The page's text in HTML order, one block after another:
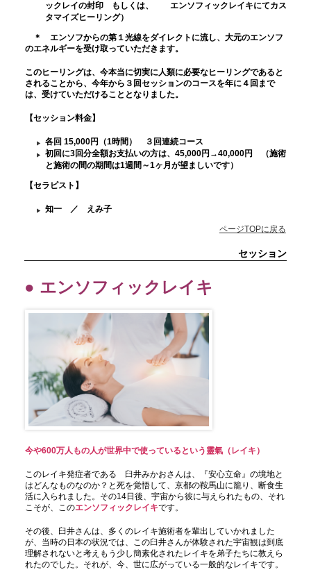
ックレイの封印 もしくは、 エンソフィックレイキにてカス
タマイズヒーリング）
＊ エンソフからの第１光線をダイレクトに流し、大元のエンソフ
のエネルギーを受け取っていただきます。
このヒーリングは、今本当に切実に人類に必要なヒーリングであると
されることから、今年から３回セッションのコースを年に４回まで
は、受けていただけることとなりました。
【セッション料金】
各回 15,000円（1時間） ３回連続コース
初回に3回分全額お支払いの方は、45,000円→40,000円 （施術
と施術の間の期間は1週間～1ヶ月が望ましいです）
【セラピスト】
知一 ／ えみ子
ページTOPに戻る
セッション
● エンソフィックレイキ
今や600万人もの人が世界中で使っているという靈氣（レイキ）
このレイキ発症者である 臼井みかおさんは、『安心立命』の境地と
はどんなものなのか？と死を覚悟して、京都の鞍馬山に籠り、断食生
活に入られました。その14日後、宇宙から彼に与えられたもの、それ
こそが、このエンソフィックレイキです。
その後、臼井さんは、多くのレイキ施術者を輩出していかれました
が、当時の日本の状況では、この臼井さんが体験された宇宙観は到底
理解されないと考えもう少し簡素化されたレイキを弟子たちに教えら
れたのでした。それが、今、世に広がっている一般的なレイキです。